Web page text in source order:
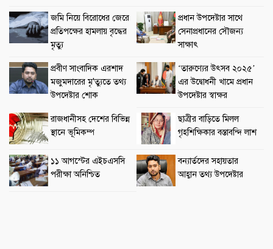
জমি নিয়ে বিরোধের জেরে
প্রতিপক্ষের হামলায় বৃদ্ধের
মৃত্যু
প্রধান উপদেষ্টার সাথে
সেনাপ্রধানের সৌজন্য
সাক্ষাৎ
প্রবীণ সাংবাদিক এরশাদ
মজুমদারের মৃ'ত্যুতে তথ্য
উপদেষ্টার শোক
‘তারুণ্যের উৎসব ২০২৫’
এর উদ্বোধনী খামে প্রধান
উপদেষ্টার স্বাক্ষর
রাজধানীসহ দেশের বিভিন্ন
স্থানে ভূমিকম্প
ছাত্রীর বাড়িতে মিলল
গৃহশিক্ষিকার বস্তাবন্দি লাশ
১১ আগস্টের এইচএসসি
পরীক্ষা অনিশ্চিত
বন্যার্তদের সহায়তার
আহ্বান তথ্য উপদেষ্টার